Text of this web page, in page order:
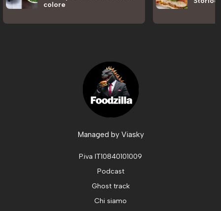
colore
Managed by Viasky
P.iva IT10840101009
Podcast
Ghost track
Chi siamo